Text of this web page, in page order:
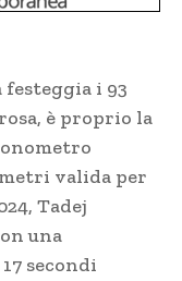
i 93
è proprio la
valida per
Tadej
una
secondi